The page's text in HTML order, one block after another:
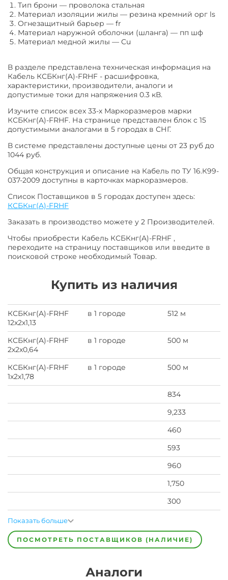
Тип брони — проволока стальная
Материал изоляции жилы — резина кремний орг ls
Огнезащитный барьер — fr
Материал наружной оболочки (шланга) — пп шф
Материал медной жилы — Cu
В разделе представлена техническая информация на
Кабель КСБКнг(A)-FRHF - расшифровка,
характеристики, производители, аналоги и
допустимые токи для напряжения 0.3 кВ.
Изучите список всех 33-х Маркоразмеров марки
КСБКнг(A)-FRHF. На странице представлен блок с 15
допустимыми аналогами в 5 городах в СНГ.
В системе представлены доступные цены от 23 руб до
1044 руб.
Общая конструкция и описание на Кабель по ТУ 16.К99-
037-2009 доступны в карточках маркоразмеров.
Список Поставщиков в 5 городах доступен здесь:
КСБКнг(A)-FRHF
Заказать в производство можете у 2 Производителей.
Чтобы приобрести Кабель КСБКнг(A)-FRHF ,
переходите на страницу поставщиков или введите в
поисковой строке необходимый Товар.
Купить из наличия
КСБКнг(A)-FRHF
12х2х1,13
в 1 городе 512 м
КСБКнг(A)-FRHF
2х2х0,64
в 1 городе 500 м
КСБКнг(A)-FRHF
1х2х1,78
в 1 городе 500 м
834
9,233
460
593
960
1,750
300
Показать больше
ПОСМОТРЕТЬ ПОСТАВЩИКОВ (НАЛИЧИЕ)
Аналоги